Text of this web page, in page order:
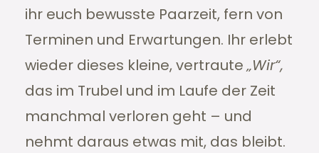
ihr euch bewusste Paarzeit, fern von
Terminen und Erwartungen. Ihr erlebt
wieder dieses kleine, vertraute„Wir“,
das im Trubel und im Laufe der Zeit
manchmal verloren geht – und
nehmt daraus etwas mit, das bleibt.